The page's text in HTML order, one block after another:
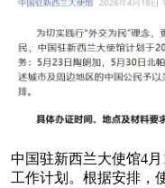
中国驻新西兰大使馆4
工作计划。根据安排，